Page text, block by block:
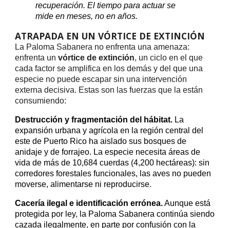
recuperación. El tiempo para actuar se
mide en meses, no en años.
ATRAPADA EN UN VÓRTICE DE EXTINCIÓN
La Paloma Sabanera no enfrenta una amenaza:
enfrenta unvórtice de extinción, un ciclo en el que
cada factor se amplifica en los demás y del que una
especie no puede escapar sin una intervención
externa decisiva. Estas son las fuerzas que la están
consumiendo:
Destrucción y fragmentación del hábitat. La
expansión urbana y agrícola en la región central del
este de Puerto Rico ha aislado sus bosques de
anidaje y de forrajeo. La especie necesita áreas de
vida de más de 10,684 cuerdas (4,200 hectáreas): sin
corredores forestales funcionales, las aves no pueden
moverse, alimentarse ni reproducirse.
Cacería ilegal e identificación errónea.Aunque está
protegida por ley, la Paloma Sabanera continúa siendo
cazada ilegalmente, en parte por confusión con la